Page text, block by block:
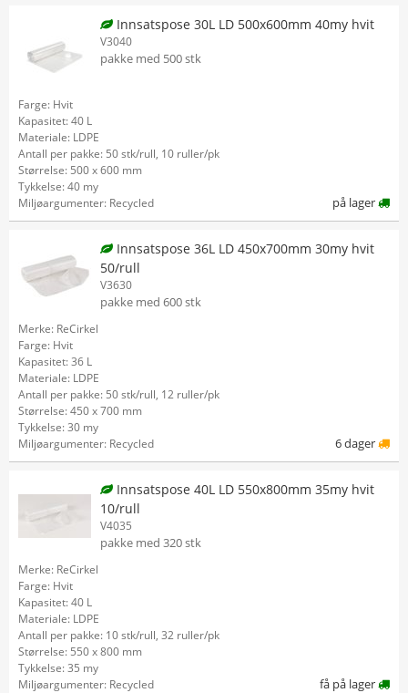
Innsatspose 30L LD 500x600mm 40my hvit
V3040
pakke med 500 stk
Farge: Hvit
Kapasitet: 40 L
Materiale: LDPE
Antall per pakke: 50 stk/rull, 10 ruller/pk
Størrelse: 500 x 600 mm
Tykkelse: 40 my
Miljøargumenter: Recycled
på lager
Innsatspose 36L LD 450x700mm 30my hvit
50/rull
V3630
pakke med 600 stk
Merke: ReCirkel
Farge: Hvit
Kapasitet: 36 L
Materiale: LDPE
Antall per pakke: 50 stk/rull, 12 ruller/pk
Størrelse: 450 x 700 mm
Tykkelse: 30 my
Miljøargumenter: Recycled
6 dager
Innsatspose 40L LD 550x800mm 35my hvit
10/rull
V4035
pakke med 320 stk
Merke: ReCirkel
Farge: Hvit
Kapasitet: 40 L
Materiale: LDPE
Antall per pakke: 10 stk/rull, 32 ruller/pk
Størrelse: 550 x 800 mm
Tykkelse: 35 my
Miljøargumenter: Recycled
få på lager